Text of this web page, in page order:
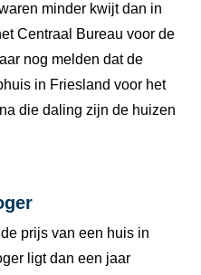
minder kwijt dan in
Centraal Bureau voor de
nog melden dat de
in Friesland voor het
die daling zijn de huizen
prijs van een huis in
ligt dan een jaar